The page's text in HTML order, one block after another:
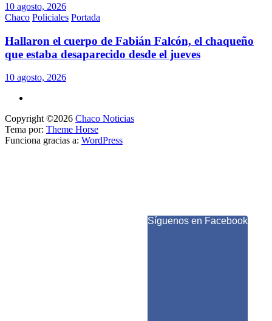
10 agosto, 2026
Chaco Policiales Portada
Hallaron el cuerpo de Fabián Falcón, el chaqueño
que estaba desaparecido desde el jueves
10 agosto, 2026
Copyright ©2026 Chaco Noticias
Tema por: Theme Horse
Funciona gracias a: WordPress
Síguenos en Facebook